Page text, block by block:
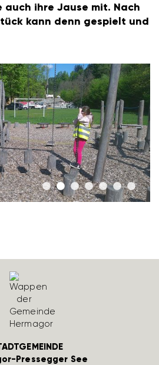
auch ihre Jause mit. Nach
kann denn gespielt und
Pressegger See